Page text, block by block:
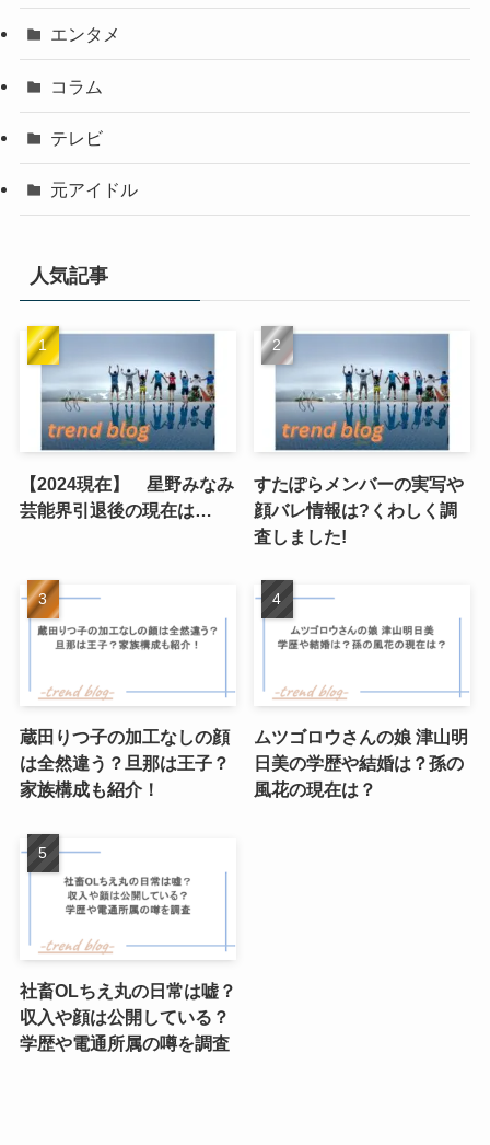
エンタメ
コラム
テレビ
元アイドル
人気記事
【2024現在】 星野みなみ
芸能界引退後の現在は…
すたぽらメンバーの実写や
顔バレ情報は?くわしく調
査しました!
蔵田りつ子の加工なしの顔
は全然違う？旦那は王子？
家族構成も紹介！
ムツゴロウさんの娘 津山明
日美の学歴や結婚は？孫の
風花の現在は？
社畜OLちえ丸の日常は嘘？
収入や顔は公開している？
学歴や電通所属の噂を調査